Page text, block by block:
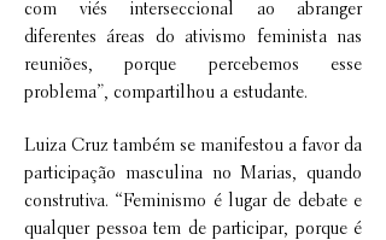
com viés interseccional ao abranger
diferentes áreas do ativismo feminista nas
reuniões, porque percebemos esse
problema”, compartilhou a estudante.
Luiza Cruz também se manifestou a favor da
participação masculina no Marias, quando
construtiva. “Feminismo é lugar de debate e
qualquer pessoa tem de participar, porque é